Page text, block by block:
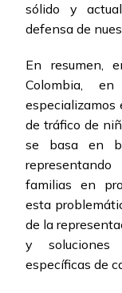
sólido y
defensa de
En resumen,
Colombia,
especializamos
de tráfico de
se basa en
familias en
esta
de la
y soluciones
específicas de